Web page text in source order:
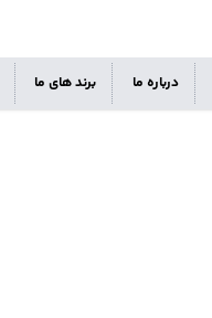
درباره ما برند های ما